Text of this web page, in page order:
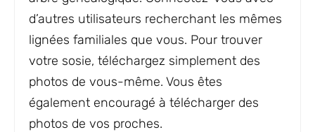
d’autres utilisateurs recherchant les mêmes
lignées familiales que vous. Pour trouver
votre sosie, téléchargez simplement des
photos de vous-même. Vous êtes
également encouragé à télécharger des
photos de vos proches.